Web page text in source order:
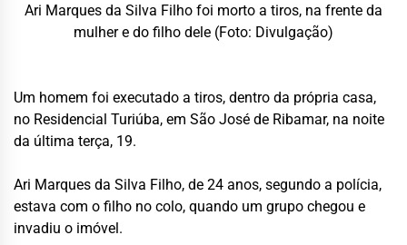
Ari Marques da Silva Filho foi morto a tiros, na frente da
mulher e do filho dele (Foto: Divulgação)
Um homem foi executado a tiros, dentro da própria casa,
no Residencial Turiúba, em São José de Ribamar, na noite
da última terça, 19.
Ari Marques da Silva Filho, de 24 anos, segundo a polícia,
estava com o filho no colo, quando um grupo chegou e
invadiu o imóvel.